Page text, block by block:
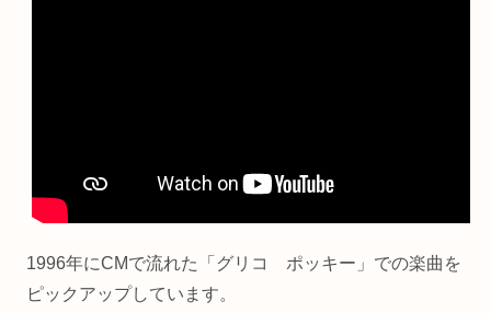
1996年にCMで流れた「グリコ ポッキー」での楽曲を
ピックアップしています。